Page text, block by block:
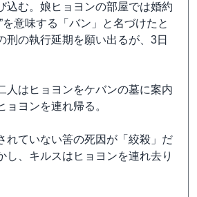
込む。娘ヒョヨンの部屋では婚約
意味する「バン」と名づけたと
の執行延期を願い出るが、3日
人はヒョヨンをケバンの墓に案内
ヨンを連れ帰る。
れていない筈の死因が「絞殺」だ
、キルスはヒョヨンを連れ去り